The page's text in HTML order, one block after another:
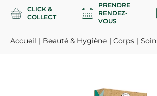
CLICK &
COLLECT
PRENDRE
RENDEZ-
VOUS
Accueil Beauté & Hygiène Corps